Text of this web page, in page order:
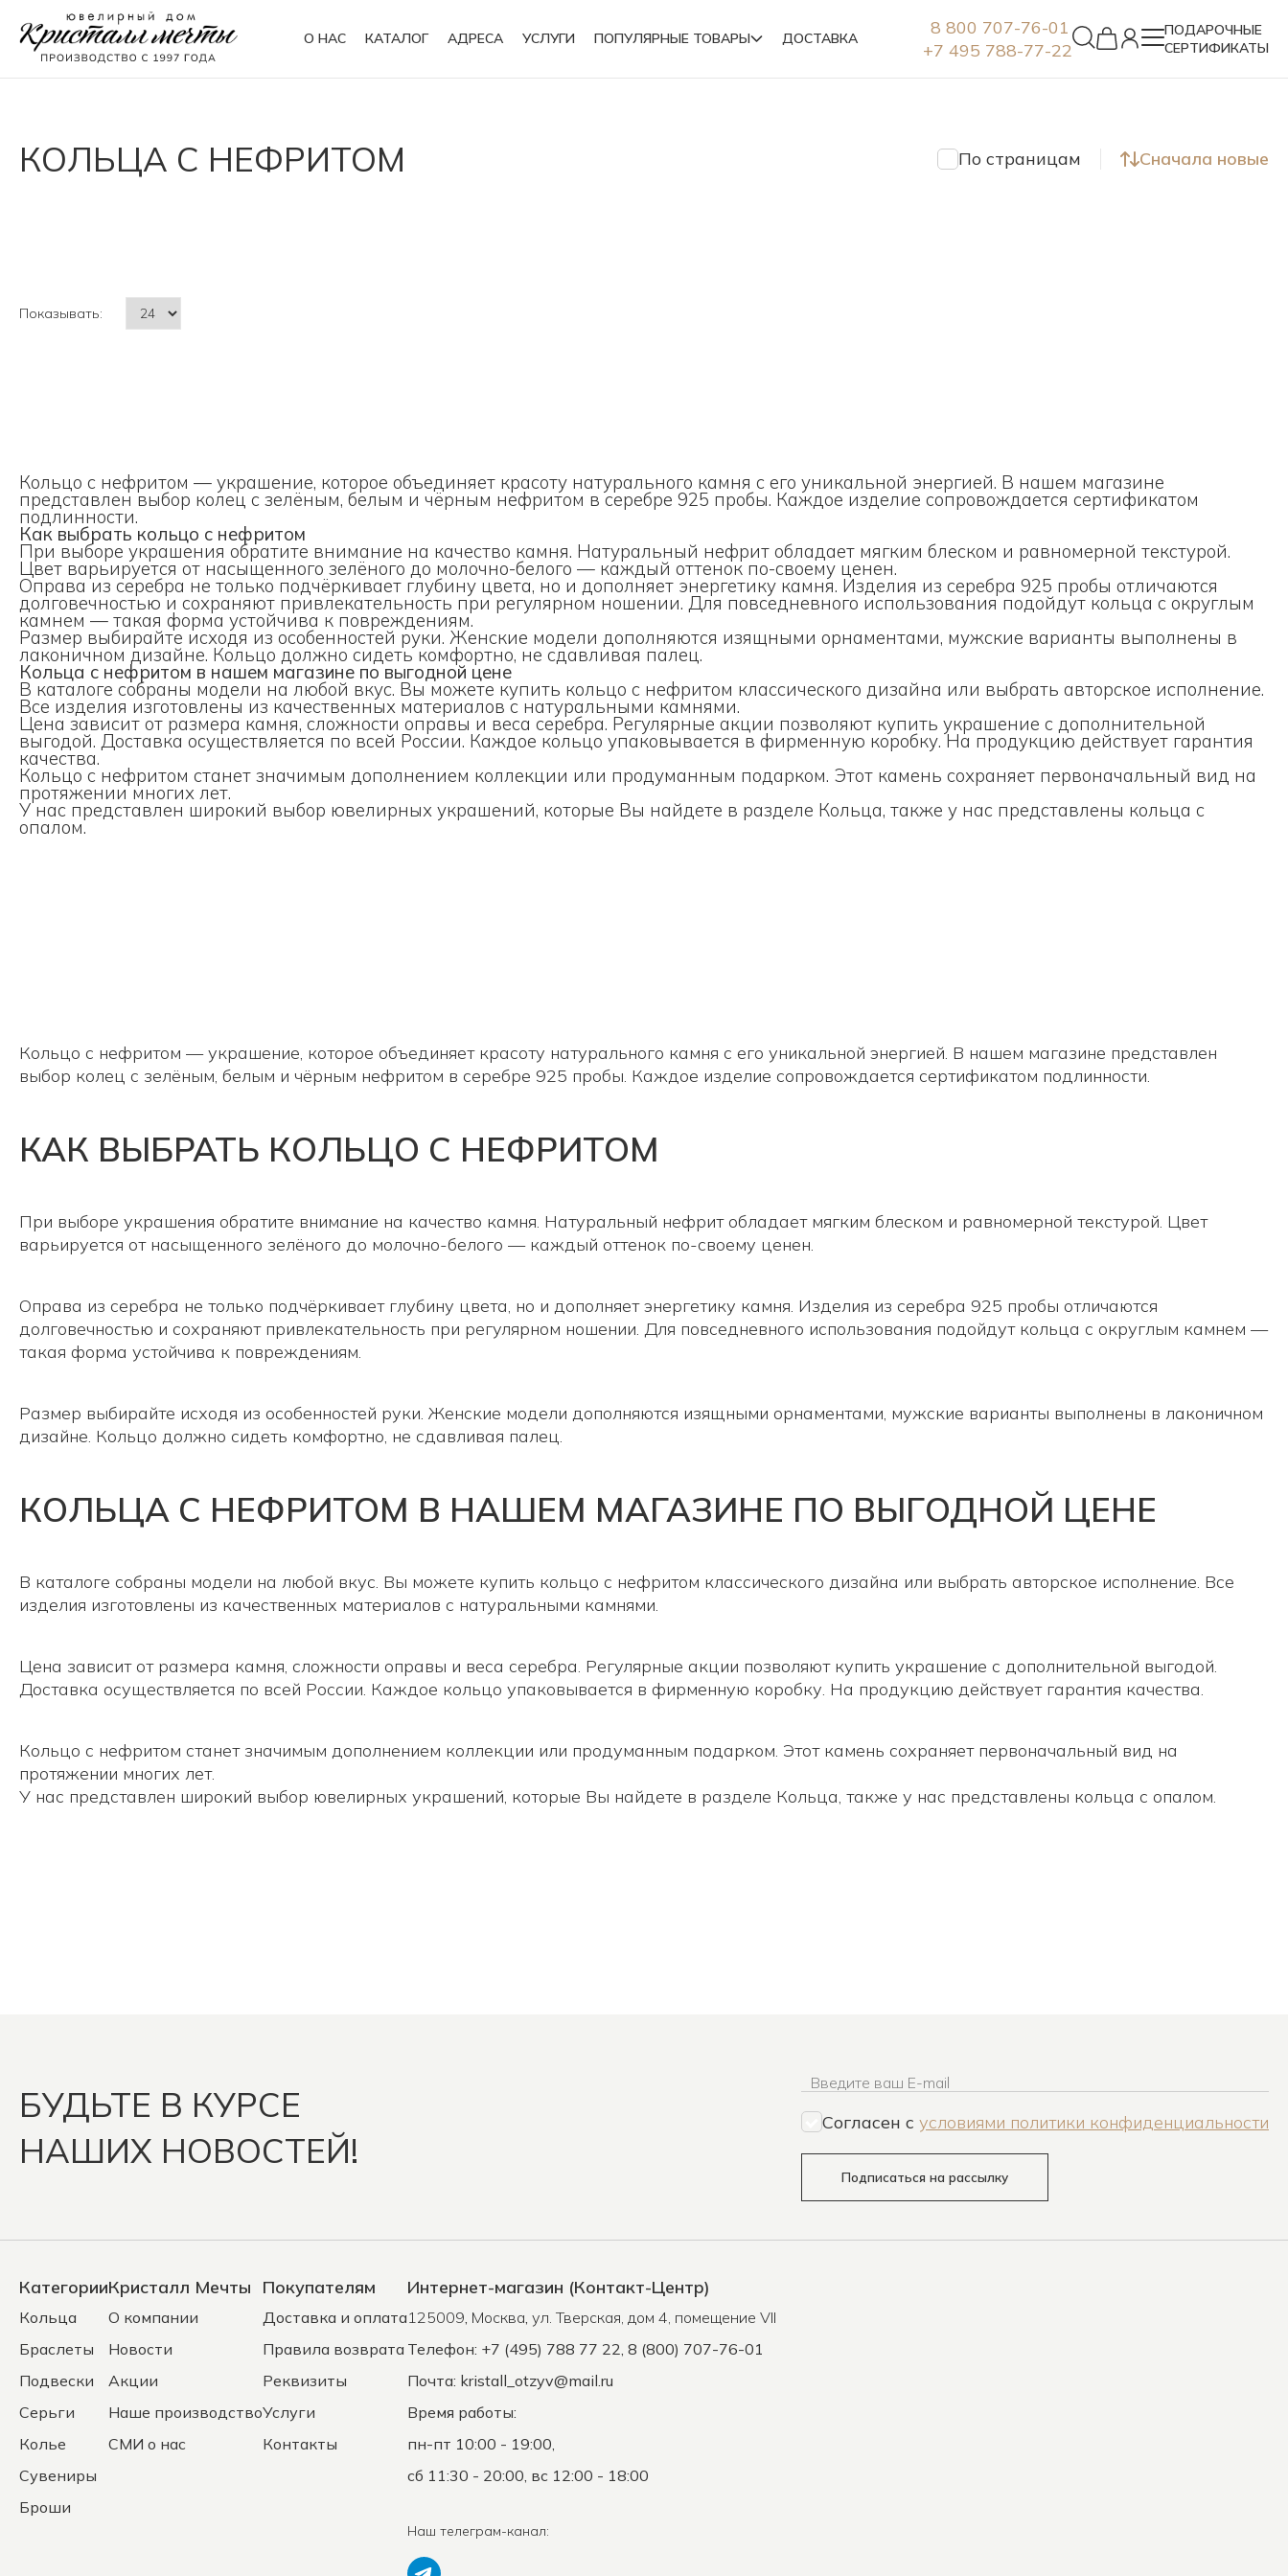
О НАС КАТАЛОГ АДРЕСА УСЛУГИ ПОПУЛЯРНЫЕ ТОВАРЫ ДОСТАВКА
8 800 707-76-01
+7 495 788-77-22
ПОДАРОЧНЫЕ
СЕРТИФИКАТЫ
КОЛЬЦА С НЕФРИТОМ По страницам Сначала новые
Показывать:
Кольцо с нефритом — украшение, которое объединяет красоту натурального камня с его уникальной энергией. В нашем магазине
представлен выбор колец с зелёным, белым и чёрным нефритом в серебре 925 пробы. Каждое изделие сопровождается сертификатом
подлинности.
Как выбрать кольцо с нефритом
При выборе украшения обратите внимание на качество камня. Натуральный нефрит обладает мягким блеском и равномерной текстурой.
Цвет варьируется от насыщенного зелёного до молочно-белого — каждый оттенок по-своему ценен.
Оправа из серебра не только подчёркивает глубину цвета, но и дополняет энергетику камня. Изделия из серебра 925 пробы отличаются
долговечностью и сохраняют привлекательность при регулярном ношении. Для повседневного использования подойдут кольца с округлым
камнем — такая форма устойчива к повреждениям.
Размер выбирайте исходя из особенностей руки. Женские модели дополняются изящными орнаментами, мужские варианты выполнены в
лаконичном дизайне. Кольцо должно сидеть комфортно, не сдавливая палец.
Кольца с нефритом в нашем магазине по выгодной цене
В каталоге собраны модели на любой вкус. Вы можете купить кольцо с нефритом классического дизайна или выбрать авторское исполнение.
Все изделия изготовлены из качественных материалов с натуральными камнями.
Цена зависит от размера камня, сложности оправы и веса серебра. Регулярные акции позволяют купить украшение с дополнительной
выгодой. Доставка осуществляется по всей России. Каждое кольцо упаковывается в фирменную коробку. На продукцию действует гарантия
качества.
Кольцо с нефритом станет значимым дополнением коллекции или продуманным подарком. Этот камень сохраняет первоначальный вид на
протяжении многих лет.
У нас представлен широкий выбор ювелирных украшений, которые Вы найдете в разделе Кольца, также у нас представлены кольца с
опалом.
Кольцо с нефритом — украшение, которое объединяет красоту натурального камня с его уникальной энергией. В нашем магазине представлен
выбор колец с зелёным, белым и чёрным нефритом в серебре 925 пробы. Каждое изделие сопровождается сертификатом подлинности.
КАК ВЫБРАТЬ КОЛЬЦО С НЕФРИТОМ
При выборе украшения обратите внимание на качество камня. Натуральный нефрит обладает мягким блеском и равномерной текстурой. Цвет
варьируется от насыщенного зелёного до молочно-белого — каждый оттенок по-своему ценен.
Оправа из серебра не только подчёркивает глубину цвета, но и дополняет энергетику камня. Изделия из серебра 925 пробы отличаются
долговечностью и сохраняют привлекательность при регулярном ношении. Для повседневного использования подойдут кольца с округлым камнем —
такая форма устойчива к повреждениям.
Размер выбирайте исходя из особенностей руки. Женские модели дополняются изящными орнаментами, мужские варианты выполнены в лаконичном
дизайне. Кольцо должно сидеть комфортно, не сдавливая палец.
КОЛЬЦА С НЕФРИТОМ В НАШЕМ МАГАЗИНЕ ПО ВЫГОДНОЙ ЦЕНЕ
В каталоге собраны модели на любой вкус. Вы можете купить кольцо с нефритом классического дизайна или выбрать авторское исполнение. Все
изделия изготовлены из качественных материалов с натуральными камнями.
Цена зависит от размера камня, сложности оправы и веса серебра. Регулярные акции позволяют купить украшение с дополнительной выгодой.
Доставка осуществляется по всей России. Каждое кольцо упаковывается в фирменную коробку. На продукцию действует гарантия качества.
Кольцо с нефритом станет значимым дополнением коллекции или продуманным подарком. Этот камень сохраняет первоначальный вид на
протяжении многих лет.
У нас представлен широкий выбор ювелирных украшений, которые Вы найдете в разделе Кольца, также у нас представлены кольца с опалом.
БУДЬТЕ В КУРСЕ
НАШИХ НОВОСТЕЙ!
Введите ваш E-mail
Согласен c условиями политики конфиденциальности
Подписаться на рассылку
Категории
Кольца
Браслеты
Подвески
Серьги
Колье
Сувениры
Броши
Кристалл Мечты
О компании
Новости
Акции
Наше производство
СМИ о нас
Покупателям
Доставка и оплата
Правила возврата
Реквизиты
Услуги
Контакты
Интернет-магазин (Контакт-Центр)
125009, Москва, ул. Тверская, дом 4, помещение VII
Телефон: +7 (495) 788 77 22, 8 (800) 707-76-01
Почта: kristall_otzyv@mail.ru
Время работы:
пн-пт 10:00 - 19:00,
сб 11:30 - 20:00, вс 12:00 - 18:00
Наш телеграм-канал: